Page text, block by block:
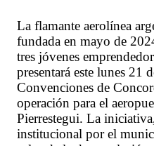
La flamante aerolínea
fundada en mayo de
tres jóvenes
presentará este lunes 21
Convenciones de
operación para el
Pierrestegui. La
institucional por el